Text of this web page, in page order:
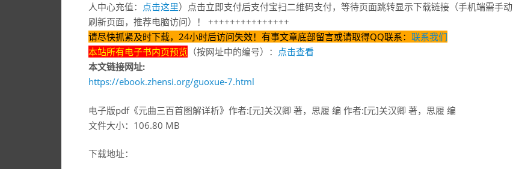
人中心充值： 点击这里）点击立即支付后支付宝扫二维码支付，等待页面跳转显示下载链接（手机端需手动
刷新页面，推荐电脑访问）！ +++++++++++++++
请尽快抓紧及时下载，24小时后访问失效！有事文章底部留言或请取得QQ联系： 联系我们
本站所有电子书内页预览 （按网址中的编号）： 点击查看
本文链接网址:
https://ebook.zhensi.org/guoxue-7.html
电子版pdf《元曲三百首图解详析》作者:[元]关汉卿 著，思履 编 作者:[元]关汉卿 著，思履 编
文件大小：106.80 MB
下载地址：